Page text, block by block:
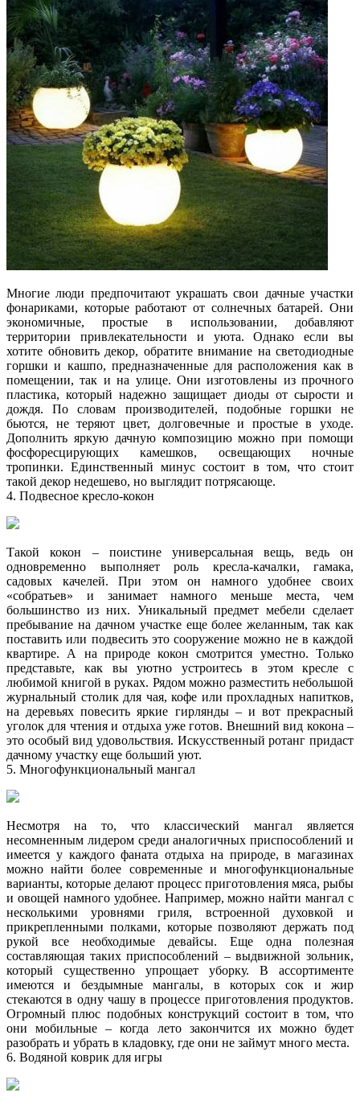
Многие люди предпочитают украшать свои дачные участки
фонариками, которые работают от солнечных батарей. Они
экономичные, простые в использовании, добавляют
территории привлекательности и уюта. Однако если вы
хотите обновить декор, обратите внимание на светодиодные
горшки и кашпо, предназначенные для расположения как в
помещении, так и на улице. Они изготовлены из прочного
пластика, который надежно защищает диоды от сырости и
дождя. По словам производителей, подобные горшки не
бьются, не теряют цвет, долговечные и простые в уходе.
Дополнить яркую дачную композицию можно при помощи
фосфоресцирующих камешков, освещающих ночные
тропинки. Единственный минус состоит в том, что стоит
такой декор недешево, но выглядит потрясающе.
4. Подвесное кресло-кокон
Такой кокон – поистине универсальная вещь, ведь он
одновременно выполняет роль кресла-качалки, гамака,
садовых качелей. При этом он намного удобнее своих
«собратьев» и занимает намного меньше места, чем
большинство из них. Уникальный предмет мебели сделает
пребывание на дачном участке еще более желанным, так как
поставить или подвесить это сооружение можно не в каждой
квартире. А на природе кокон смотрится уместно. Только
представьте, как вы уютно устроитесь в этом кресле с
любимой книгой в руках. Рядом можно разместить небольшой
журнальный столик для чая, кофе или прохладных напитков,
на деревьях повесить яркие гирлянды – и вот прекрасный
уголок для чтения и отдыха уже готов. Внешний вид кокона –
это особый вид удовольствия. Искусственный ротанг придаст
дачному участку еще больший уют.
5. Многофункциональный мангал
Несмотря на то, что классический мангал является
несомненным лидером среди аналогичных приспособлений и
имеется у каждого фаната отдыха на природе, в магазинах
можно найти более современные и многофункциональные
варианты, которые делают процесс приготовления мяса, рыбы
и овощей намного удобнее. Например, можно найти мангал с
несколькими уровнями гриля, встроенной духовкой и
прикрепленными полками, которые позволяют держать под
рукой все необходимые девайсы. Еще одна полезная
составляющая таких приспособлений – выдвижной зольник,
который существенно упрощает уборку. В ассортименте
имеются и бездымные мангалы, в которых сок и жир
стекаются в одну чашу в процессе приготовления продуктов.
Огромный плюс подобных конструкций состоит в том, что
они мобильные – когда лето закончится их можно будет
разобрать и убрать в кладовку, где они не займут много места.
6. Водяной коврик для игры